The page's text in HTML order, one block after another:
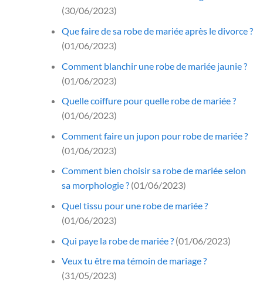
(30/06/2023)
Que faire de sa robe de mariée après le divorce ?
(01/06/2023)
Comment blanchir une robe de mariée jaunie ?
(01/06/2023)
Quelle coiffure pour quelle robe de mariée ?
(01/06/2023)
Comment faire un jupon pour robe de mariée ?
(01/06/2023)
Comment bien choisir sa robe de mariée selon
sa morphologie ?(01/06/2023)
Quel tissu pour une robe de mariée ?
(01/06/2023)
Qui paye la robe de mariée ?(01/06/2023)
Veux tu être ma témoin de mariage ?
(31/05/2023)